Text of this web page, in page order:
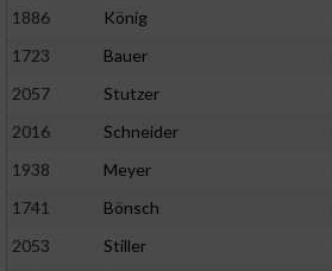
1886
König
1723
Bauer
2057
Stutzer
2016
Schneider
1938
Meyer
1741
Bönsch
2053
Stiller